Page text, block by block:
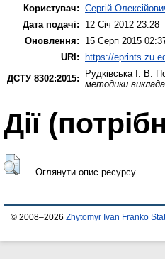
Користувач: Сергій
Дата подачі:
12 Січ 2012 23:28
Оновлення:
15 Серп 2015
URI:
https://
ДСТУ 8302:2015:
Рудківська І. В.
методики
Дії
Оглянути опис ресурсу
© 2008–2026 Zhytomyr Ivan Franko